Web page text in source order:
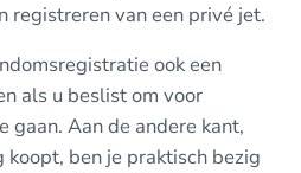
registreren van een privé jet.
ook een
als u beslist om voor
gaan. Aan de andere kant,
ben je praktisch bezig